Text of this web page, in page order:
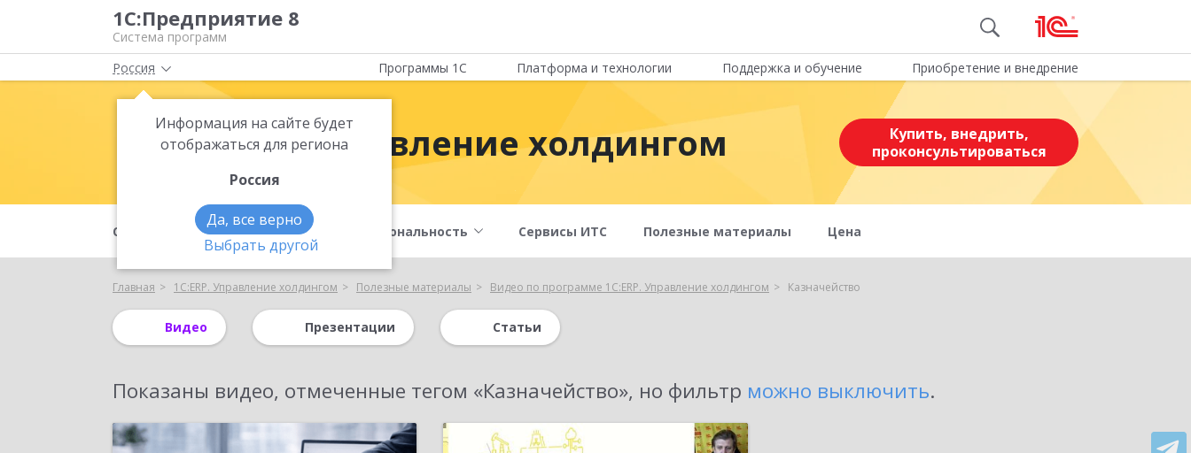
1С:Предприятие 8
Система программ
Россия
Информация на сайте будет
отображаться для региона
Россия
Да, все верно
Выбрать другой
Программы 1С Платформа и технологии Поддержка и обучение Приобретение и внедрение
1С:ERP. Управление холдингом
Купить, внедрить,
проконсультироваться
О продукте Для кого Функциональность Сервисы ИТС Полезные материалы Цена
Главная 1С:ERP. Управление холдингом Полезные материалы Видео по программе 1С:ERP. Управление холдингом Казначейство
Видео Презентации Статьи
Показаны видео, отмеченные тегом «Казначейство», но фильтр можно выключить.